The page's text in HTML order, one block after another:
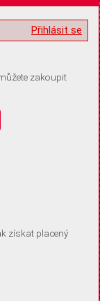
informací
žádné informace
o souhlas s
a
abychom se
upravit ve Správě
Přihlásit se
zakoupit
získat placený